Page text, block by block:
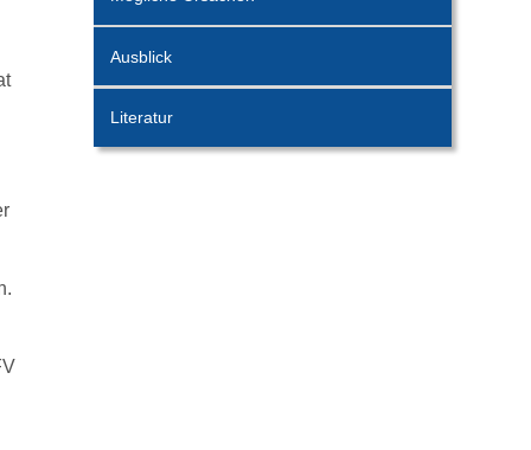
Ausblick
Literatur